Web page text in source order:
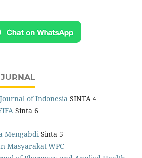
of Indonesia SINTA 4
Sinta 6
MengabdiSinta 5
Masyarakat WPC